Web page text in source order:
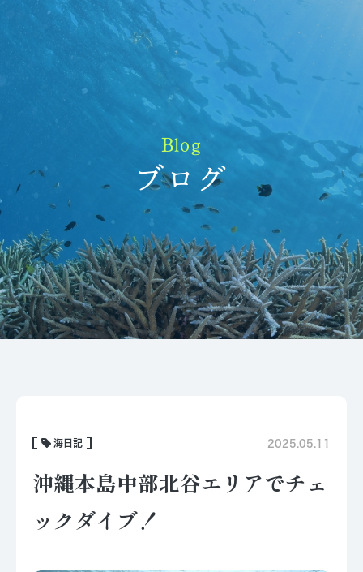
Blog
ブログ
海日記 2025.05.11
沖縄本島中部北谷エリアでチェ
ックダイブ！